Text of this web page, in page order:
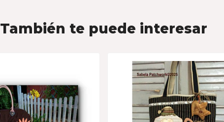
También te puede interesar